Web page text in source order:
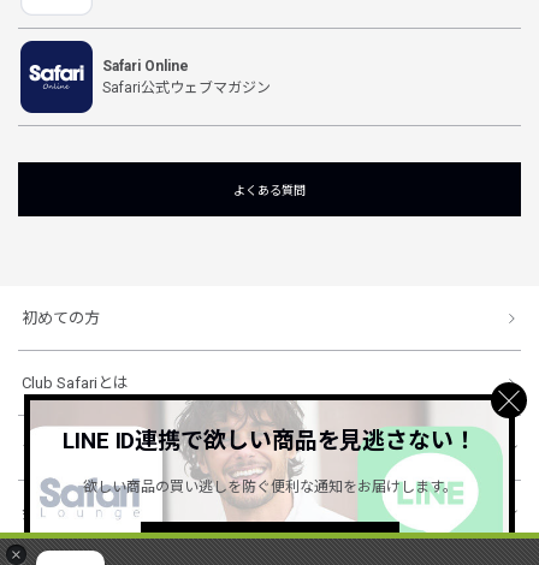
×
Safari Online
Safari公式ウェブマガジン
よくある質問
初めての方
Club Safariとは
ショッピングガイド
会社概要・規約
LINE ID連携で欲しい商品を見逃さない！
欲しい商品の買い逃しを防ぐ便利な通知をお届けします。
詳しくはこちら ＞